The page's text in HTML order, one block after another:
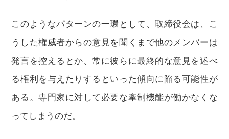
このようなパターンの一環として、取締役会は、こ
うした権威者からの意見を聞くまで他のメンバーは
発言を控えるとか、常に彼らに最終的な意見を述べ
る権利を与えたりするといった傾向に陥る可能性が
ある。専門家に対して必要な牽制機能が働かなくな
ってしまうのだ。